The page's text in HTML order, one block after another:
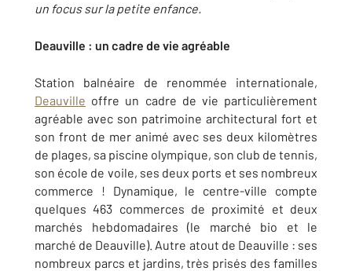
un focus sur la petite enfance.
Deauville : un cadre de vie agréable
Station balnéaire de renommée internationale,
Deauville offre un cadre de vie particulièrement
agréable avec son patrimoine architectural fort et
son front de mer animé avec ses deux kilomètres
de plages, sa piscine olympique, son club de tennis,
son école de voile, ses deux ports et ses nombreux
commerce ! Dynamique, le centre-ville compte
quelques 463 commerces de proximité et deux
marchés hebdomadaires (le marché bio et le
marché de Deauville). Autre atout de Deauville : ses
nombreux parcs et jardins, très prisés des familles